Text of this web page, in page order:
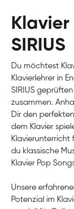
SIRIUS
Du möchtest
Klavierlehrer in
SIRIUS
zusammen.
Dir den
dem Klavier
Klavierunterricht
du klassische
Klavier Pop
Unsere
Potenzial im